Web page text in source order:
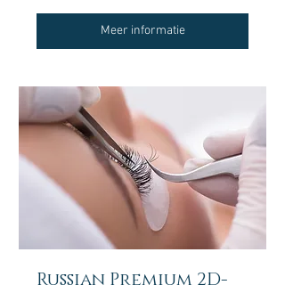
Meer informatie
Russian Premium 2D-